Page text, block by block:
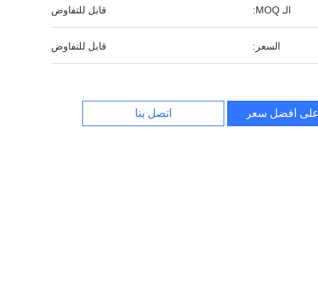
الـ MOQ: قابل للتفاوض
السعر: قابل للتفاوض
أفضل سعر اتصل بنا